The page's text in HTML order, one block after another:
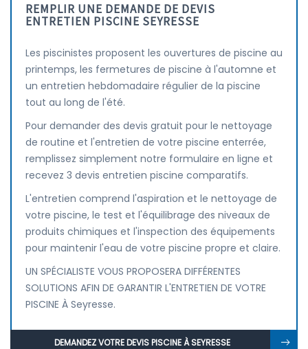
REMPLIR UNE DEMANDE DE DEVIS
ENTRETIEN PISCINE SEYRESSE
Les piscinistes proposent les ouvertures de piscine au
printemps, les fermetures de piscine à l'automne et
un entretien hebdomadaire régulier de la piscine
tout au long de l'été.
Pour demander des devis gratuit pour le nettoyage
de routine et l'entretien de votre piscine enterrée,
remplissez simplement notre formulaire en ligne et
recevez 3 devis entretien piscine comparatifs.
L'entretien comprend l'aspiration et le nettoyage de
votre piscine, le test et l'équilibrage des niveaux de
produits chimiques et l'inspection des équipements
pour maintenir l'eau de votre piscine propre et claire.
UN SPÉCIALISTE VOUS PROPOSERA DIFFÉRENTES
SOLUTIONS AFIN DE GARANTIR L'ENTRETIEN DE VOTRE
PISCINE À Seyresse.
DEMANDEZ VOTRE DEVIS PISCINE À SEYRESSE